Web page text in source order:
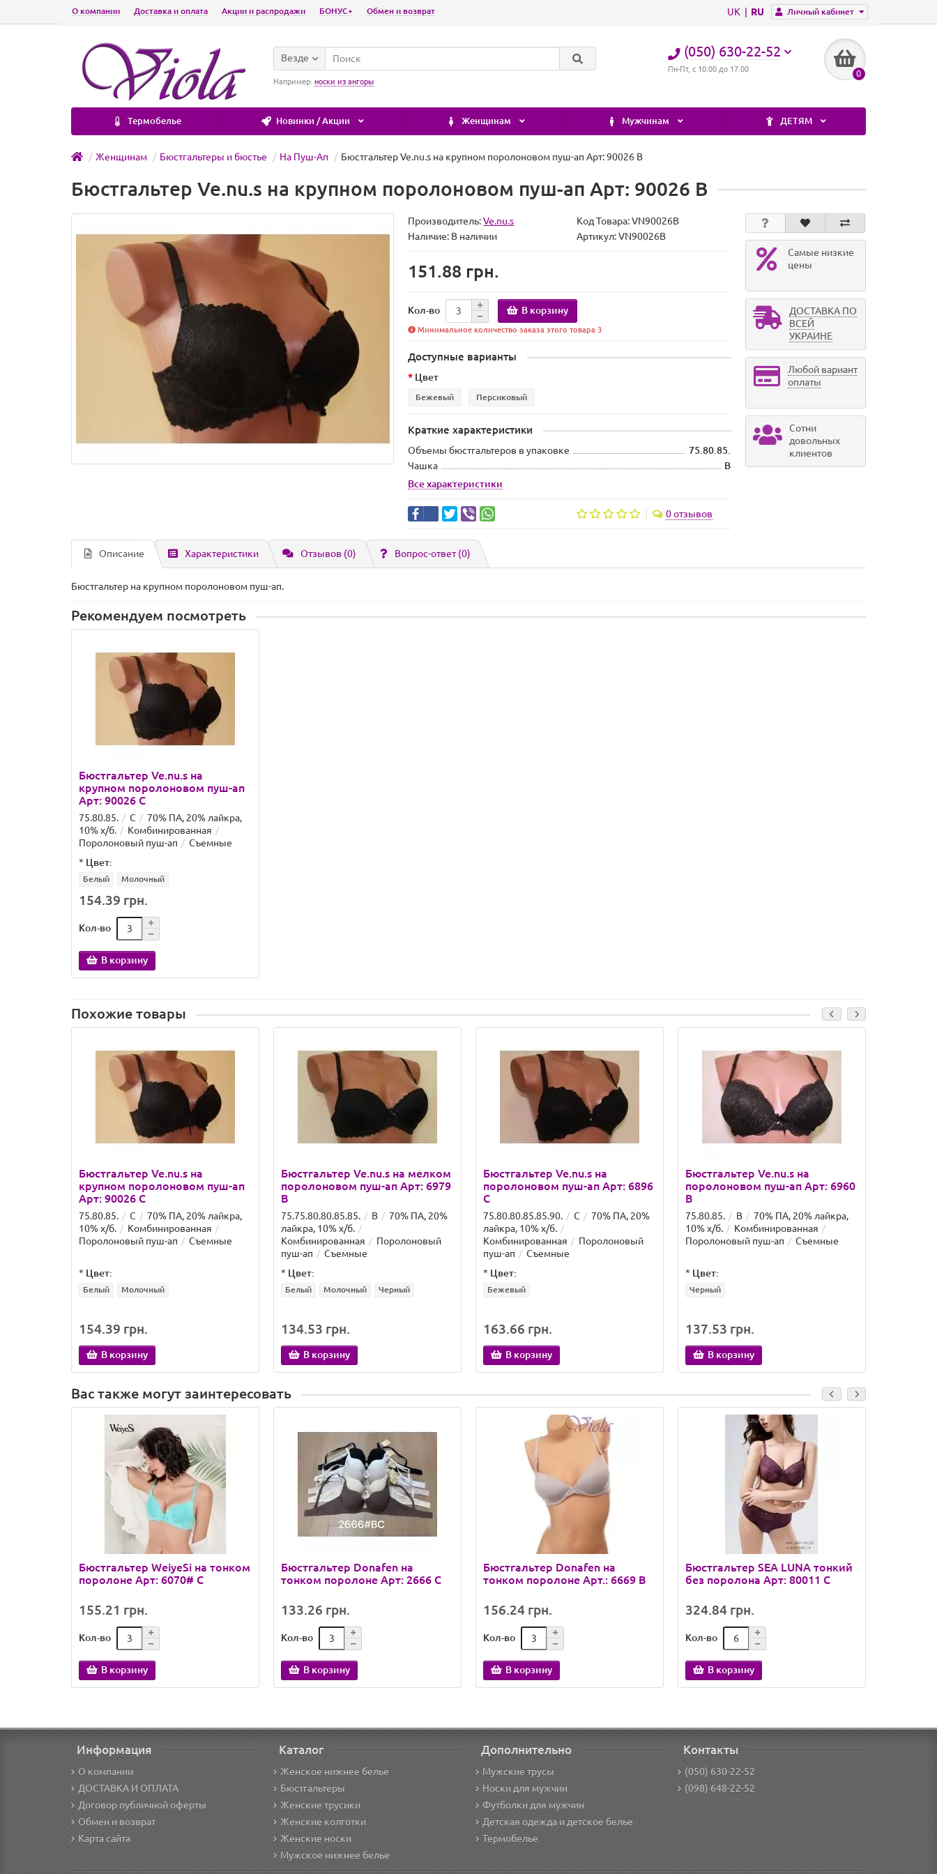
Личный кабинет
UK RU
О компании Доставка и оплата Акции и распродажи БОНУС+ Обмен и возврат
(050) 630-22-52
Пн-Пт, с 10:00 до 17:00 0
Везде
Например: носки из ангоры
Термобелье Новинки / Акции Женщинам Мужчинам ДЕТЯМ
Женщинам Бюстгальтеры и бюстье На Пуш-Ап Бюстгальтер Ve.nu.s на крупном поролоновом пуш-ап Арт: 90026 B
Бюстгальтер Ve.nu.s на крупном поролоновом пуш-ап Арт: 90026 B
Производитель:Ve.nu.s Код Товара:VN90026B
Наличие: В наличии Артикул: VN90026B
151.88 грн.
Кол-во В корзину
Минимальное количество заказа этого товара 3
Доступные варианты
Цвет
Бежевый Персиковый
Краткие характеристики
Объемы бюстгальтеров в упаковке
75.80.85.
Чашка
B
Все характеристики
0 отзывов
Самые низкие
цены
ДОСТАВКА ПО
ВСЕЙ
УКРАИНЕ
Любой вариант
оплаты
Сотни
довольных
клиентов
Описание Характеристики Отзывов (0) Вопрос-ответ(0)
Бюстгальтер на крупном поролоновом пуш-ап.
Рекомендуем посмотреть
Бюстгальтер Ve.nu.s на
крупном поролоновом пуш-ап
Арт: 90026 C
75.80.85. C
70% ПА, 20% лайкра,
10% х/б.
Комбинированная
Поролоновый пуш-ап
Съемные
* Цвет:
Белый Молочный
154.39 грн.
Кол-во
В корзину
Похожие товары
Бюстгальтер Ve.nu.s на
крупном поролоновом пуш-ап
Арт: 90026 C
75.80.85. C
70% ПА, 20% лайкра,
10% х/б.
Комбинированная
Поролоновый пуш-ап
Съемные
* Цвет:
Белый Молочный
154.39 грн.
В корзину
Бюстгальтер Ve.nu.s на мелком
поролоновом пуш-ап Арт: 6979
B
75.75.80.80.85.85. B
70% ПА, 20%
лайкра, 10% х/б.
Комбинированная
Поролоновый
пуш-ап
Съемные
* Цвет:
Белый Молочный Черный
134.53 грн.
В корзину
Бюстгальтер Ve.nu.s на
поролоновом пуш-ап Арт: 6896
C
75.80.80.85.85.90. C
70% ПА, 20%
лайкра, 10% х/б.
Комбинированная
Поролоновый
пуш-ап
Съемные
* Цвет:
Бежевый
163.66 грн.
В корзину
Бюстгальтер Ve.nu.s на
поролоновом пуш-ап Арт: 6960
B
75.80.85. B
70% ПА, 20% лайкра,
10% х/б.
Комбинированная
Поролоновый пуш-ап
Съемные
* Цвет:
Черный
137.53 грн.
В корзину
Вас также могут заинтересовать
Бюстгальтер WeiyeSi на тонком
поролоне Арт: 6070# C
155.21 грн.
Кол-во
В корзину
Бюстгальтер Donafen на
тонком поролоне Арт: 2666 C
133.26 грн.
Кол-во
В корзину
Бюстгальтер Donafen на
тонком поролоне Арт.: 6669 B
156.24 грн.
Кол-во
В корзину
Бюстгальтер SEA LUNA тонкий
без поролона Арт: 80011 C
324.84 грн.
Кол-во
В корзину
Информация
О компании
ДОСТАВКА И ОПЛАТА
Договор публичной оферты
Обмен и возврат
Карта сайта
Каталог
Женское нижнее белье
Бюстгальтеры
Женские трусики
Женские колготки
Женские носки
Мужское нижнее белье
Дополнительно
Мужские трусы
Носки для мужчин
Футболки для мужчин
Детская одежда и детское белье
Термобелье
Контакты
(050) 630-22-52
(098) 648-22-52